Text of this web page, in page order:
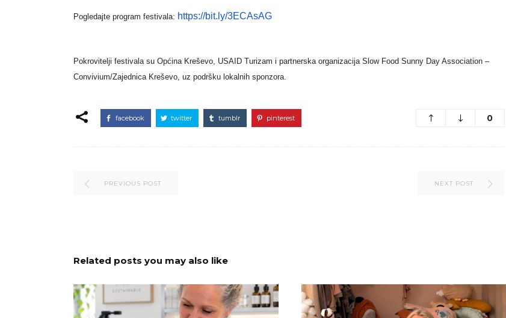
Pogledajte program festivala: https://bit.ly/3ECAsAG
Pokrovitelji festivala su Općina Kreševo, USAID Turizam i partnerska organizacija Slow Food Sunny Day Association –
Convivium/Zajednica Kreševo, uz podršku lokalnih sponzora.
facebook twitter tumblr pinterest 0
PREVIOUS POST NEXT POST
Related posts you may also like